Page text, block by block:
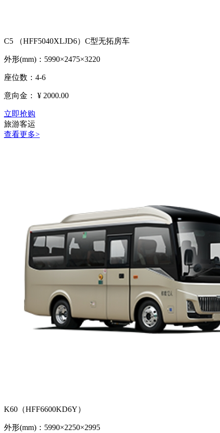
C5 （HFF5040XLJD6）C型无拓房车
外形(mm)：5990×2475×3220
座位数：4-6
意向金： ¥ 2000.00
立即抢购
旅游客运
查看更多>
K60（HFF6600KD6Y）
外形(mm)：5990×2250×2995